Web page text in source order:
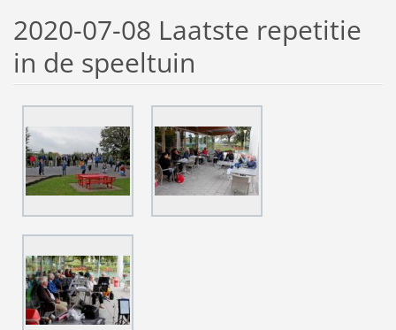
2020-07-08 Laatste repetitie
in de speeltuin